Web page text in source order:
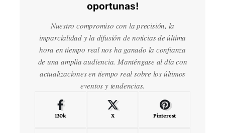
oportunas!
Nuestro compromiso con la precisión, la
imparcialidad y la difusión de noticias de última
hora en tiempo real nos ha ganado la confianza
de una amplia audiencia. Manténgase al día con
actualizaciones en tiempo real sobre los últimos
eventos y tendencias.
130k X Pinterest